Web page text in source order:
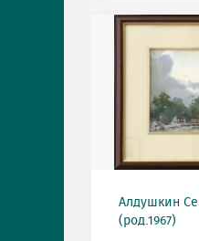
Алдушкин
(род.1967)